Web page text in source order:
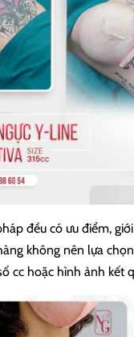
đều có ưu điểm,
không nên lựa
cc hoặc hình ảnh kết